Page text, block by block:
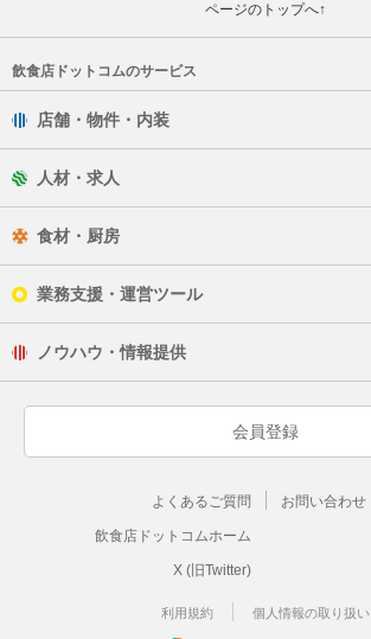
ページのトップへ↑
飲食店ドットコムのサービス
店舗・物件・内装
人材・求人
食材・厨房
業務支援・運営ツール
ノウハウ・情報提供
会員登録
よくあるご質問 お問い合わせ
飲食店ドットコムホーム
X (旧Twitter)
利用規約 個人情報の取り扱い